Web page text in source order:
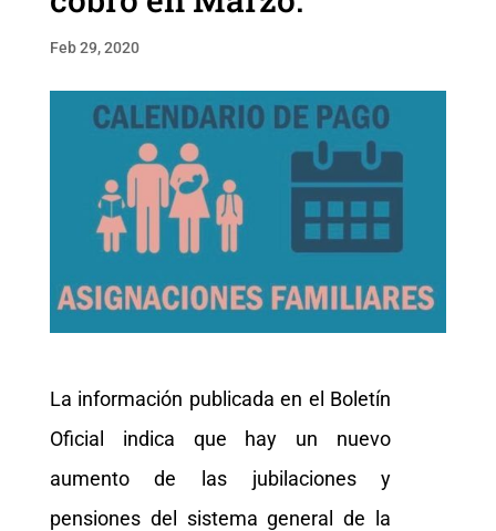
Feb 29, 2020
La información publicada en el Boletín
Oficial indica que hay un nuevo
aumento de las jubilaciones y
pensiones del sistema general de la